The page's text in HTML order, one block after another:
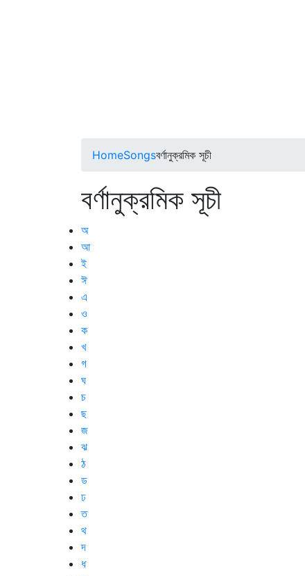
HomeSongsবর্ণানুক্রমিক সূচী
বর্ণানুক্রমিক সূচী
অ
আ
ই
ঈ
এ
ও
ক
খ
গ
ঘ
চ
ছ
জ
ঝ
ঠ
ড
ঢ
ত
থ
দ
ধ